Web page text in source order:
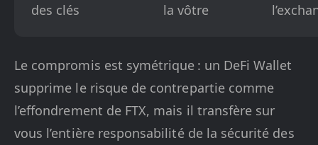
des clés
la vôtre
Le compromis est symétrique : un DeFi Wallet
supprime le risque de contrepartie comme
l’effondrement de FTX, mais il transfère sur
vous l’entière responsabilité de la sécurité des